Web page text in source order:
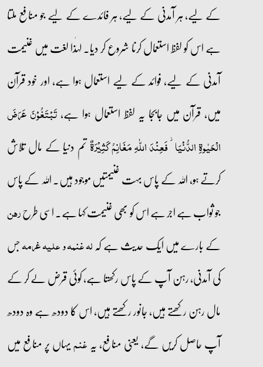
کے لیے، ہر آمدنی کے لیے، ہر فائدے کے لیے جو منافع ملتا
ہے اس کو لفظ استعمال کرنا شروع کر دیا۔ لہٰذا لغت میں غنیمت
آمدنی کے لیے، فوائد کے لیے استعمال ہوا ہے، اور خود قرآن
میں، قرآن میں جابجا یہ لفظ استعمال ہوا ہے،تَبۡتَغُوۡنَ عَرَضَ
الۡحَیٰوۃِ الدُّنۡیَا ۫ فَعِنۡدَ اللّٰہِ مَغَانِمُ کَثِیۡرَۃٌتم دنیا کے مال تلاش
کرتے ہو، اللہ کے پاس بہت غنیمتیں موجود ہیں۔ اللہ کے پاس
جو ثواب ہے اجر ہے اس کو بھی غنیمت کہا ہے۔ اسی طرحرہن
کے بارے میں ایک حدیث ہے کہلہ غنمہ و علیہ غرمہجس
کی آمدنی، رہن آپ کے پاس رکھتا ہے، کوئی قرض لے کر کے
مال رہن رکھتے ہیں، جانور رکھتے ہیں، اس کا دودھ ہے وہ دودھ
آپ حاصل کریں گے، یعنی منافع، یہغنمیہاں پر منافع میں